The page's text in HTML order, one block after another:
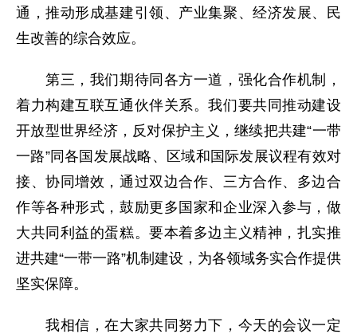
通，推动形成基建引领、产业集聚、经济发展、民
生改善的综合效应。
第三，我们期待同各方一道，强化合作机制，
着力构建互联互通伙伴关系。我们要共同推动建设
开放型世界经济，反对保护主义，继续把共建“一带
一路”同各国发展战略、区域和国际发展议程有效对
接、协同增效，通过双边合作、三方合作、多边合
作等各种形式，鼓励更多国家和企业深入参与，做
大共同利益的蛋糕。要本着多边主义精神，扎实推
进共建“一带一路”机制建设，为各领域务实合作提供
坚实保障。
我相信，在大家共同努力下，今天的会议一定